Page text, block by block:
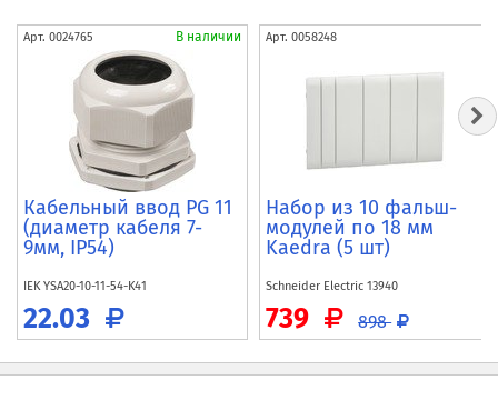
Арт. 0024765 В наличии
Кабельный ввод PG 11
(диаметр кабеля 7-
9мм, IP54)
IEKYSA20-10-11-54-K41
22.03
Арт. 0058248
Набор из 10 фальш-
модулей по 18 мм
Kaedra (5 шт)
Schneider Electric 13940
739 898